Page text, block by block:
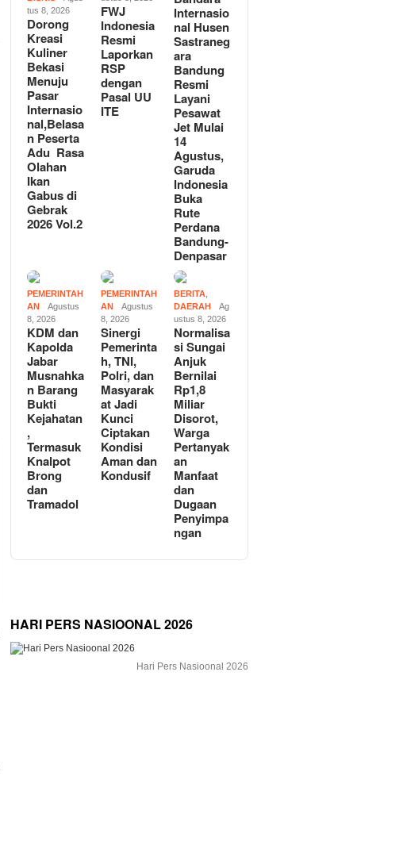
tus 8, 2026
Dorong
Kreasi
Kuliner
Bekasi
Menuju
Pasar
Internasio
nal,Belasa
n Peserta
Adu Rasa
Olahan
Ikan
Gabus di
Gebrak
2026 Vol.2
FWJ
Indonesia
Resmi
Laporkan
RSP
dengan
Pasal UU
ITE
Internasio
nal Husen
Sastraneg
ara
Bandung
Resmi
Layani
Pesawat
Jet Mulai
14
Agustus,
Garuda
Indonesia
Buka
Rute
Perdana
Bandung-
Denpasar
PEMERINTAH
AN
Agustus
8, 2026
KDM dan
Kapolda
Jabar
Musnahka
n Barang
Bukti
Kejahatan
,
Termasuk
Knalpot
Brong
dan
Tramadol
PEMERINTAH
AN
Agustus
8, 2026
Sinergi
Pemerinta
h, TNI,
Polri, dan
Masyarak
at Jadi
Kunci
Ciptakan
Kondisi
Aman dan
Kondusif
BERITA
DAERAH
Ag
ustus 8, 2026
Normalisa
si Sungai
Anjuk
Bernilai
Rp1,8
Miliar
Disorot,
Warga
Pertanyak
an
Manfaat
dan
Dugaan
Penyimpa
ngan
HARI PERS NASIOONAL 2026
Hari Pers Nasioonal 2026